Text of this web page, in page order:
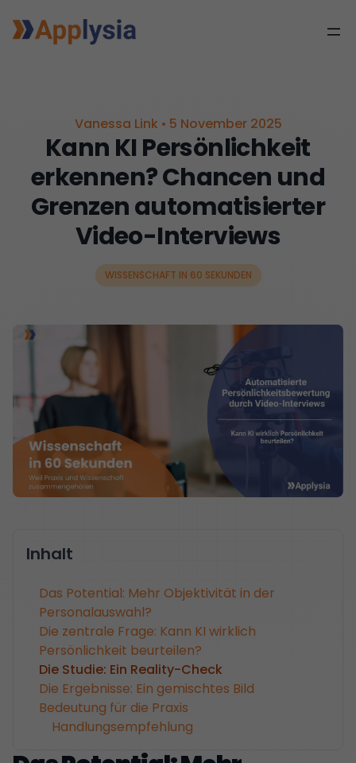
Vanessa Link • 5 November 2025
Kann KI Persönlichkeit
erkennen? Chancen und
Grenzen automatisierter
Video-Interviews
WISSENSCHAFT IN 60 SEKUNDEN
Inhalt
Das Potential: Mehr Objektivität in der
Personalauswahl?
Die zentrale Frage: Kann KI wirklich
Persönlichkeit beurteilen?
Die Studie: Ein Reality-Check
Die Ergebnisse: Ein gemischtes Bild
Bedeutung für die Praxis
Handlungsempfehlung